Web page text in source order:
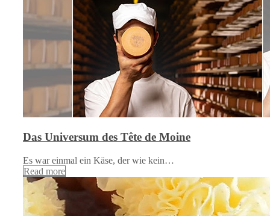
Das Universum des Tête de Moine
Es war einmal ein Käse, der wie kein…
Read more